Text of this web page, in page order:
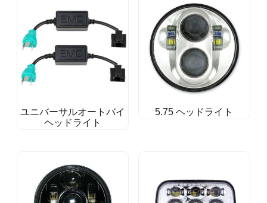
ユニバーサルオートバイ
ヘッドライト
5.75 ヘッドライト